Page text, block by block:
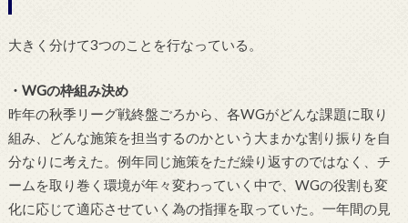
大きく分けて3つのことを行なっている。
・WGの枠組み決め
昨年の秋季リーグ戦終盤ごろから、各WGがどんな課題に取り
組み、どんな施策を担当するのかという大まかな割り振りを自
分なりに考えた。例年同じ施策をただ繰り返すのではなく、チ
ームを取り巻く環境が年々変わっていく中で、WGの役割も変
化に応じて適応させていく為の指揮を取っていた。一年間の見